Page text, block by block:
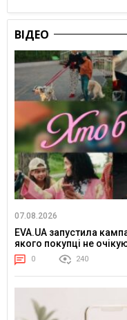
ВІДЕО
07.08.2026
EVA.UA запустила
якого покупці не
0 240